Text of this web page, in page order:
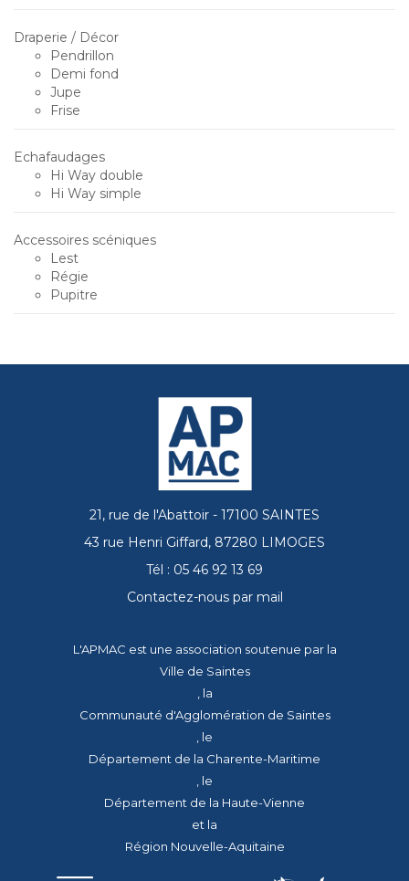
Draperie / Décor
Pendrillon
Demi fond
Jupe
Frise
Echafaudages
Hi Way double
Hi Way simple
Accessoires scéniques
Lest
Régie
Pupitre
21, rue de l'Abattoir - 17100 SAINTES
43 rue Henri Giffard, 87280 LIMOGES
Tél : 05 46 92 13 69
Contactez-nous par mail
L'APMAC est une association soutenue par la
Ville de Saintes
, la
Communauté d'Agglomération de Saintes
, le
Département de la Charente-Maritime
, le
Département de la Haute-Vienne
et la
Région Nouvelle-Aquitaine